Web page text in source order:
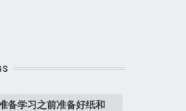
备学习之前准备好纸和